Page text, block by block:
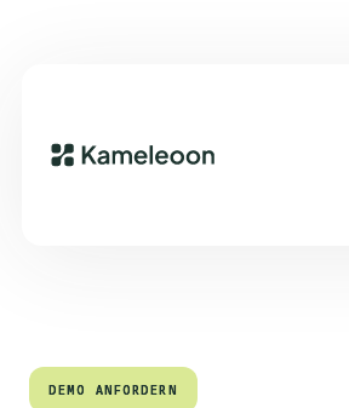
Quick Links
DEMO ANFORDERN
DEMO ANFORDERN